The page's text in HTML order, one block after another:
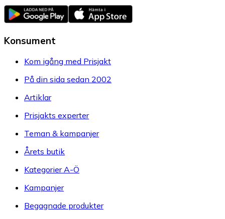
Konsument
Kom igång med Prisjakt
På din sida sedan 2002
Artiklar
Prisjakts experter
Teman & kampanjer
Årets butik
Kategorier A-Ö
Kampanjer
Begagnade produkter